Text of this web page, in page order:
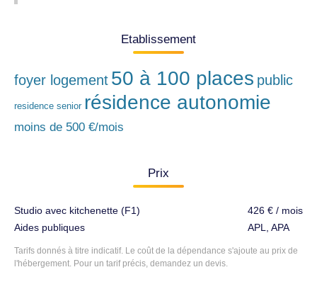
Etablissement
foyer logement 50 à 100 places public
residence senior résidence autonomie
moins de 500 €/mois
Prix
Studio avec kitchenette (F1)
Aides publiques
426 € / mois
APL, APA
Tarifs donnés à titre indicatif. Le coût de la dépendance s'ajoute au prix de
l'hébergement. Pour un tarif précis, demandez un devis.